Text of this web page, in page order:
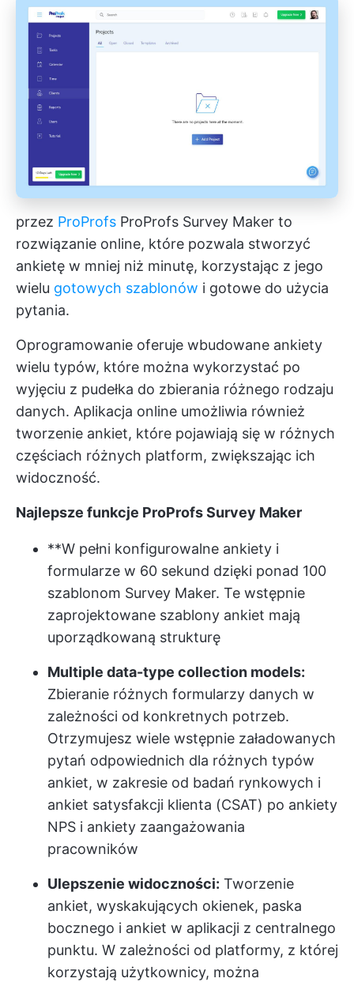
przez ProProfs ProProfs Survey Maker to
rozwiązanie online, które pozwala stworzyć
ankietę w mniej niż minutę, korzystając z jego
wielu gotowych szablonów i gotowe do użycia
pytania.
Oprogramowanie oferuje wbudowane ankiety
wielu typów, które można wykorzystać po
wyjęciu z pudełka do zbierania różnego rodzaju
danych. Aplikacja online umożliwia również
tworzenie ankiet, które pojawiają się w różnych
częściach różnych platform, zwiększając ich
widoczność.
Najlepsze funkcje ProProfs Survey Maker
**W pełni konfigurowalne ankiety i
formularze w 60 sekund dzięki ponad 100
szablonom Survey Maker. Te wstępnie
zaprojektowane szablony ankiet mają
uporządkowaną strukturę
Multiple data-type collection models:
Zbieranie różnych formularzy danych w
zależności od konkretnych potrzeb.
Otrzymujesz wiele wstępnie załadowanych
pytań odpowiednich dla różnych typów
ankiet, w zakresie od badań rynkowych i
ankiet satysfakcji klienta (CSAT) po ankiety
NPS i ankiety zaangażowania
pracowników
Ulepszenie widoczności: Tworzenie
ankiet, wyskakujących okienek, paska
bocznego i ankiet w aplikacji z centralnego
punktu. W zależności od platformy, z której
korzystają użytkownicy, można